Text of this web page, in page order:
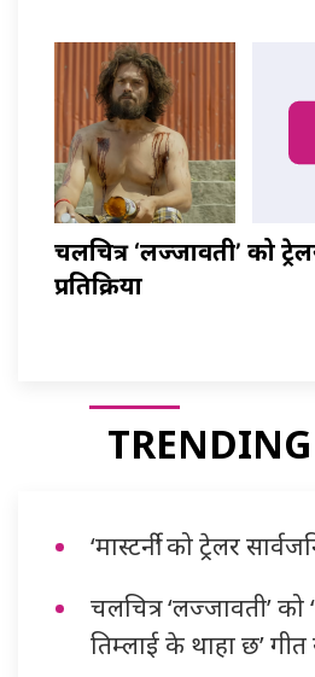
चलचित्र ‘लज्जावती’ को
प्रतिक्रिया
‘मास्टर्नी’ को ट्रेलर
चलचित्र ‘लज्जावती’ को
तिम्लाई के थाहा छ’